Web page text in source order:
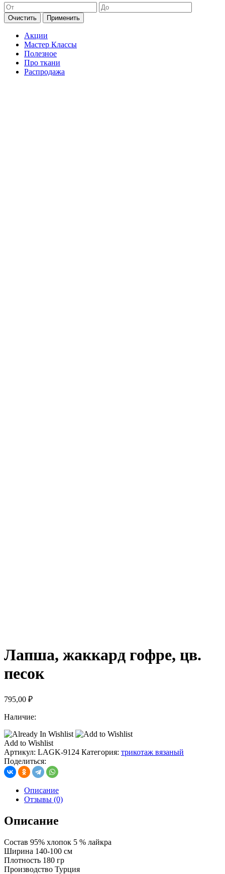
Очистить Применить
Акции
Мастер Классы
Полезное
Про ткани
Распродажа
Лапша, жаккард гофре, цв.
песок
795,00 ₽
Наличие:
Add to Wishlist
Артикул: LAGK-9124 Категория: трикотаж вязаный
Поделиться:
Описание
Отзывы (0)
Описание
Состав 95% хлопок 5 % лайкра
Ширина 140-100 см
Плотность 180 гр
Производство Турция